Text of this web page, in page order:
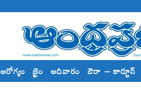
ఆరోగ్యం క్రైం ఆదివారం ఔరా – కార్టూన్